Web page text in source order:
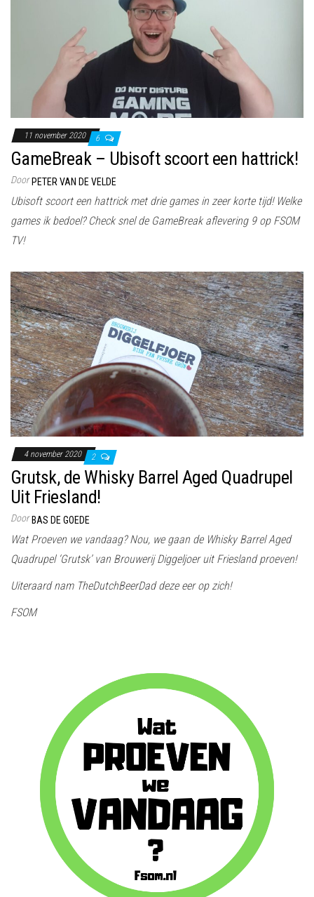
11 november 2020 6
GameBreak – Ubisoft scoort een hattrick!
Door PETER VAN DE VELDE
Ubisoft scoort een hattrick met drie games in zeer korte tijd! Welke
games ik bedoel? Check snel de GameBreak aflevering 9 op FSOM
TV!
4 november 2020 2
Grutsk, de Whisky Barrel Aged Quadrupel
Uit Friesland!
Door BAS DE GOEDE
Wat Proeven we vandaag? Nou, we gaan de Whisky Barrel Aged
Quadrupel ‘Grutsk’ van Brouwerij Diggeljoer uit Friesland proeven!
Uiteraard nam TheDutchBeerDad deze eer op zich!
FSOM